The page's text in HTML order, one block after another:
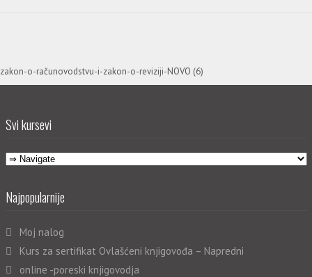
zakon-o-računovodstvu-i-zakon-o-reviziji-NOVO (6)
Svi kursevi
Najpopularnije
Moj nalog
Kurs za sertifikat Ovlašćeni knjigovođa – Napredni
online -poreski knjigovodja